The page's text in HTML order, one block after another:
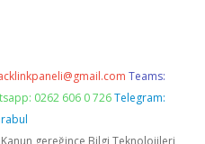
Teams:
0262 606 0 726 Telegram:
Kanun gereğince Bilgi Teknolojileri